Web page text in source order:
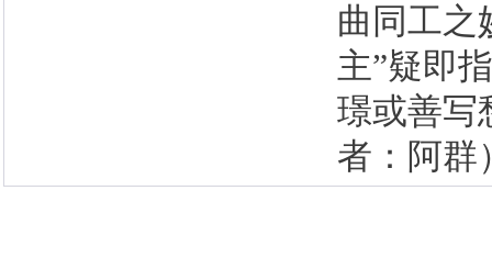
曲同工之
主”疑即
璟或善写
者：阿群